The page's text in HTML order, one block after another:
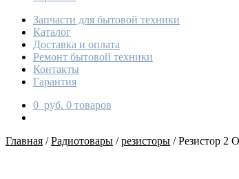
Запчасти для бытовой техники
Каталог
Доставка и оплата
Ремонт бытовой техники
Контакты
Гарантия
0 руб. 0 товаров
Главная /Радиотовары /резисторы /Резистор 2